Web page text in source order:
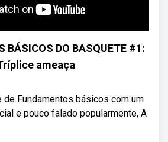
BÁSICOS DO BASQUETE #1:
ameaça
de Fundamentos básicos com um
e pouco falado popularmente, A